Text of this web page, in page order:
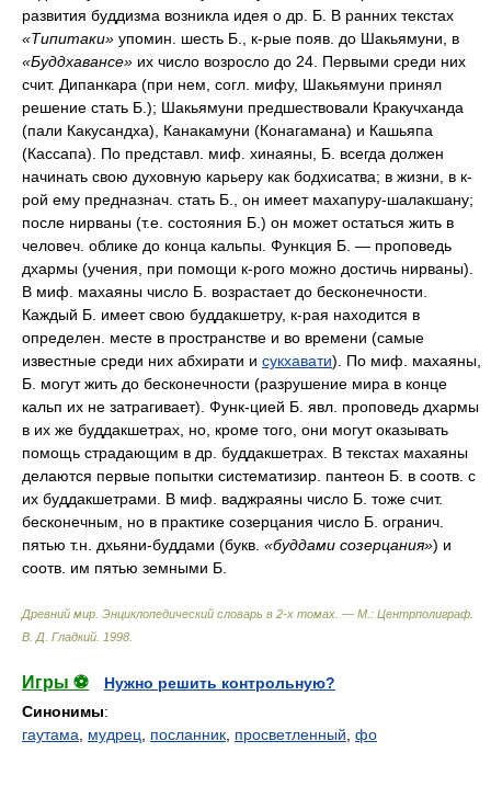
развития буддизма возникла идея о др. Б. В ранних текстах
«Типитаки» упомин. шесть Б., к-рые появ. до Шакьямуни, в
«Буддхавансе» их число возросло до 24. Первыми среди них
счит. Дипанкара (при нем, согл. мифу, Шакьямуни принял
решение стать Б.); Шакьямуни предшествовали Кракучханда
(пали Какусандха), Канакамуни (Конагамана) и Кашьяпа
(Кассапа). По представл. миф. хинаяны, Б. всегда должен
начинать свою духовную карьеру как бодхисатва; в жизни, в к-
рой ему предназнач. стать Б., он имеет махапуру-шалакшану;
после нирваны (т.е. состояния Б.) он может остаться жить в
человеч. облике до конца кальпы. Функция Б. — проповедь
дхармы (учения, при помощи к-рого можно достичь нирваны).
В миф. махаяны число Б. возрастает до бесконечности.
Каждый Б. имеет свою буддакшетру, к-рая находится в
определен. месте в пространстве и во времени (самые
известные среди них абхирати и сукхавати). По миф. махаяны,
Б. могут жить до бесконечности (разрушение мира в конце
кальп их не затрагивает). Функ-цией Б. явл. проповедь дхармы
в их же буддакшетрах, но, кроме того, они могут оказывать
помощь страдающим в др. буддакшетрах. В текстах махаяны
делаются первые попытки систематизир. пантеон Б. в соотв. с
их буддакшетрами. В миф. ваджраяны число Б. тоже счит.
бесконечным, но в практике созерцания число Б. огранич.
пятью т.н. дхьяни-буддами (букв. «буддами созерцания») и
соотв. им пятью земными Б.
Древний мир. Энциклопедический словарь в 2-х томах. — М.: Центрполиграф
В. Д. Гладкий 1998
Игры ⚽
Нужно решить контрольную?
Синонимы:
гаутама
мудрец посланник просветленный фо